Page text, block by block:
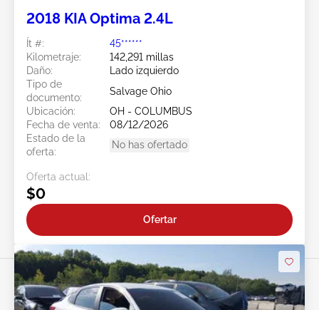
2018 KIA Optima 2.4L
Ít #:
45******
Kilometraje:
142,291 millas
Daño:
Lado izquierdo
Tipo de
documento:
Salvage Ohio
Ubicación:
OH - COLUMBUS
Fecha de venta:
08/12/2026
Estado de la
oferta:
No has ofertado
Oferta actual:
$0
Ofertar